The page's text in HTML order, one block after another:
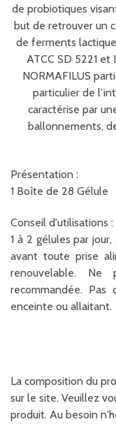
de probiotiques
but de retrouver un
de ferments
ATCC SD 5221 et
NORMAFILUS
particulier de
caractérise par
ballonnements,
Présentation :
1 Boîte de 28 Gélule
Conseil d'utilisations :
1 à 2 gélules par
avant toute prise
renouvelable. Ne
recommandée.
enceinte ou allaitant.
La composition du
sur le site. Veuillez
produit. Au besoin